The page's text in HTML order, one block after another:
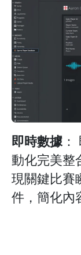
即時數據：
動化完美整
現關鍵比賽
件，簡化內